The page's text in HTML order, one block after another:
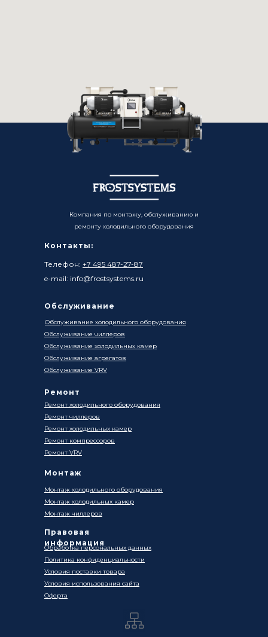
Контакты:
Телефон: +7 495 487-27-87
e-mail: info@frostsystems.ru
Ремонт
Обработка персональных данных
Политика конфиденциальности
Условия поставки товара
Оферта
Условия использования сайта
Компания по монтажу, обслуживанию и
ремонту холодильного оборудования
Ремонт холодильного оборудования
Ремонт чиллеров
Ремонт холодильных камер
Ремонт компрессоров
Ремонт VRV
Монтаж
Правовая
информация
Монтаж холодильного оборудования
Монтаж чиллеров
Монтаж холодильных камер
Обслуживание
Обслуживание холодильного оборудования
Обслуживание чиллеров
Обслуживание холодильных камер
Обслуживание агрегатов
Обслуживание VRV